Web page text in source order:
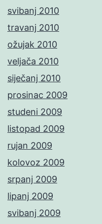
svibanj 2010
travanj 2010
ožujak 2010
veljača 2010
siječanj 2010
prosinac 2009
studeni 2009
listopad 2009
rujan 2009
kolovoz 2009
srpanj 2009
lipanj 2009
svibanj 2009